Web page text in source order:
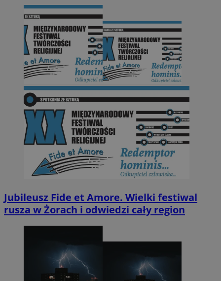
Jubileusz Fide et Amore. Wielki festiwal
rusza w Żorach i odwiedzi cały region